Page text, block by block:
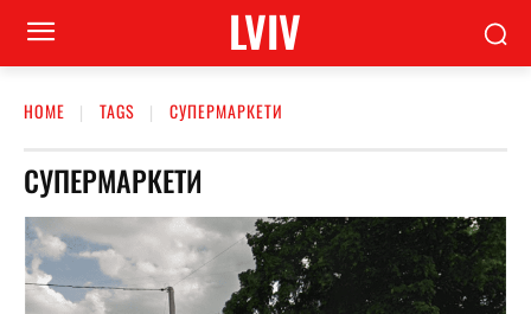
LVIV
HOME TAGS СУПЕРМАРКЕТИ
СУПЕРМАРКЕТИ